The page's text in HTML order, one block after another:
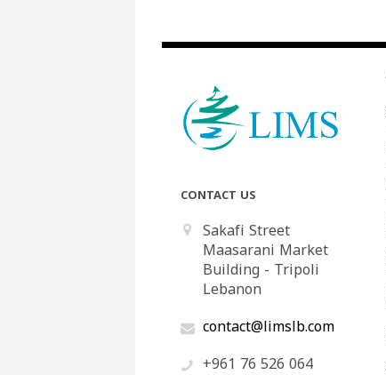
CONTACT US
Sakafi Street
Maasarani Market
Building - Tripoli
Lebanon
contact@limslb.com
+961 76 526 064